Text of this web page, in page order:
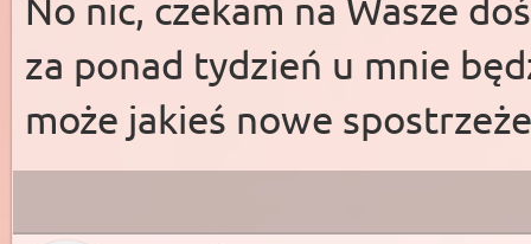
za ponad tydzień u mnie
może jakieś nowe